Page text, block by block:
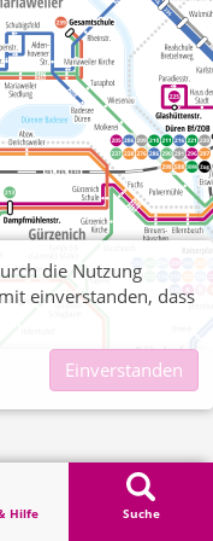
Hilfe Suche
die Nutzung
einverstanden, dass
Einverstanden